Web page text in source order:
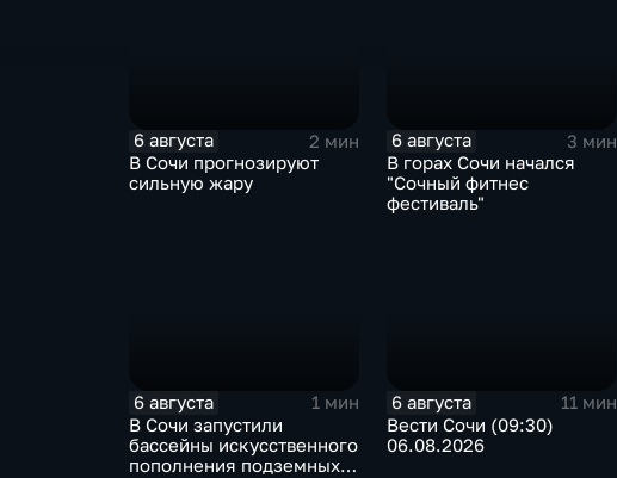
6 августа
2 мин
В Сочи прогнозируют
сильную жару
6 августа
3 мин
В горах Сочи начался
"Сочный фитнес
фестиваль"
6 августа
1 мин
В Сочи запустили
бассейны искусственного
пополнения подземных
6 августа
11 мин
Вести Сочи (09:30)
06.08.2026